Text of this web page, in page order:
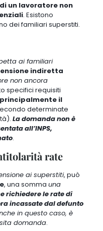
un lavoratore non
. Esistono
dei familiari superstiti.
ai familiari
indiretta
non ancora
specifici requisiti
il
determinate
La domanda non è
all’INPS,
.
rate
ai superstiti, può
, una somma una
richiedere le rate di
incassate dal defunto
in questo caso, è
domanda.